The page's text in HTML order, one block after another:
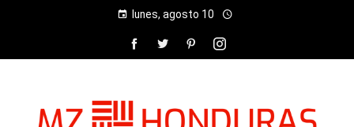
lunes, agosto 10